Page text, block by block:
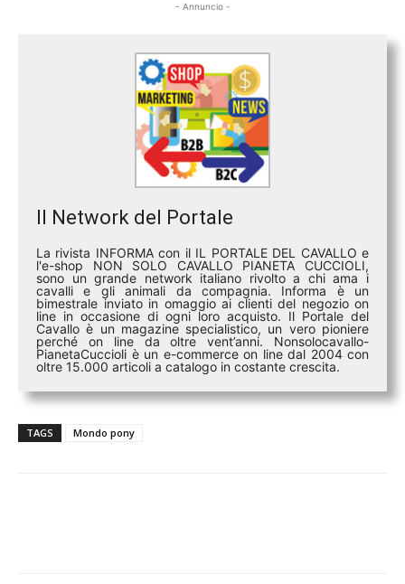
- Annuncio -
Il Network del Portale
La rivista INFORMA con il IL PORTALE DEL CAVALLO e
l'e-shop NON SOLO CAVALLO PIANETA CUCCIOLI,
sono un grande network italiano rivolto a chi ama i
cavalli e gli animali da compagnia. Informa è un
bimestrale inviato in omaggio ai clienti del negozio on
line in occasione di ogni loro acquisto. Il Portale del
Cavallo è un magazine specialistico, un vero pioniere
perché on line da oltre vent’anni. Nonsolocavallo-
PianetaCuccioli è un e-commerce on line dal 2004 con
oltre 15.000 articoli a catalogo in costante crescita.
TAGS Mondo pony